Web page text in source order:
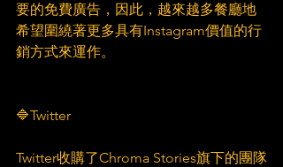
要的免費廣告，因此，越來越多餐廳地
希望圍繞著更多具有Instagram價值的行
銷方式來運作。
🔷Twitter
Twitter收購了Chroma Stories旗下的團隊